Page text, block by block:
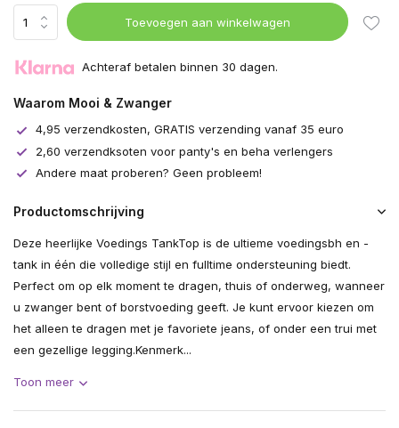
Toevoegen aan winkelwagen
Achteraf betalen binnen 30 dagen.
Waarom Mooi & Zwanger
4,95 verzendkosten, GRATIS verzending vanaf 35 euro
2,60 verzendksoten voor panty's en beha verlengers
Andere maat proberen? Geen probleem!
Productomschrijving
Deze heerlijke Voedings TankTop is de ultieme voedingsbh en -
tank in één die volledige stijl en fulltime ondersteuning biedt.
Perfect om op elk moment te dragen, thuis of onderweg, wanneer
u zwanger bent of borstvoeding geeft. Je kunt ervoor kiezen om
het alleen te dragen met je favoriete jeans, of onder een trui met
een gezellige legging.Kenmerk...
Toon meer